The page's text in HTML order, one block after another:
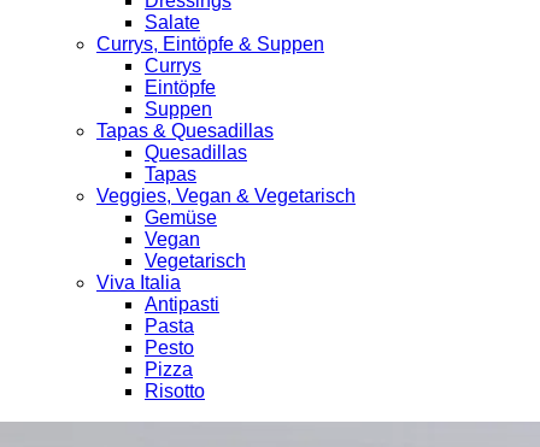
Salate
Currys, Eintöpfe & Suppen
Currys
Eintöpfe
Suppen
Tapas & Quesadillas
Quesadillas
Tapas
Veggies, Vegan & Vegetarisch
Gemüse
Vegan
Vegetarisch
Viva Italia
Antipasti
Pasta
Pesto
Pizza
Risotto